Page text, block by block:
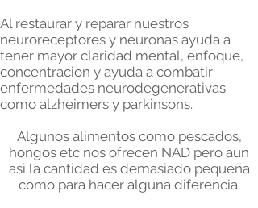
Al restaurar y reparar nuestros
neuroreceptores y neuronas ayuda a
tener mayor claridad mental, enfoque,
concentracion y ayuda a combatir
enfermedades neurodegenerativas
como alzheimers y parkinsons.
Algunos alimentos como pescados,
hongos etc nos ofrecen NAD pero aun
asi la cantidad es demasiado pequeña
como para hacer alguna diferencia.